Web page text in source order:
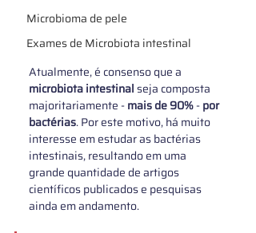
Microbioma de pele
Exames de Microbiota intestinal
Atualmente, é consenso que a
microbiota intestinal seja composta
majoritariamente - mais de 90% - por
bactérias. Por este motivo, há muito
interesse em estudar as bactérias
intestinais, resultando em uma
grande quantidade de artigos
científicos publicados e pesquisas
ainda em andamento.